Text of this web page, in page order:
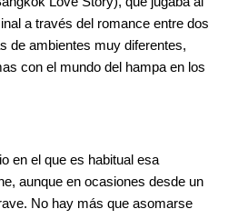
a través del romance entre dos
de ambientes muy diferentes,
con el mundo del hampa en los
en el que es habitual esa
aunque en ocasiones desde un
No hay más que asomarse